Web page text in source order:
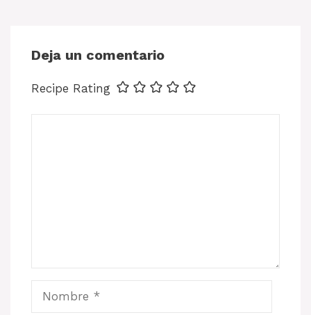
Deja un comentario
Recipe Rating
Nombre